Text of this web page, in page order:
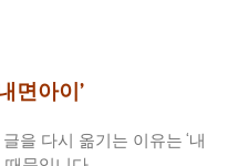
면아이’
을 다시 옮기는 이유는 ‘내